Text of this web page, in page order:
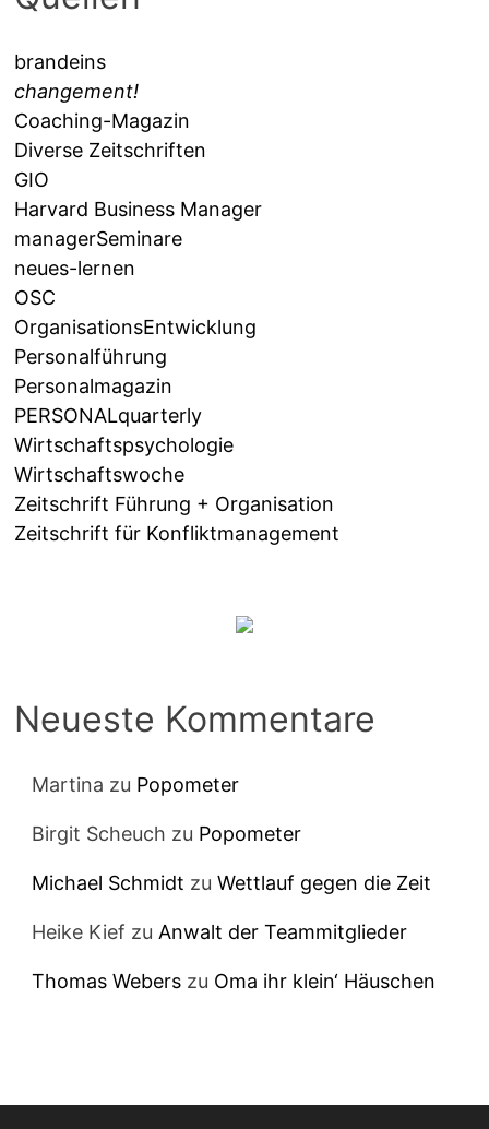
brandeins
changement!
Coaching-Magazin
Diverse Zeitschriften
GIO
Harvard Business Manager
managerSeminare
neues-lernen
OSC
OrganisationsEntwicklung
Personalführung
Personalmagazin
PERSONALquarterly
Wirtschaftspsychologie
Wirtschaftswoche
Zeitschrift Führung + Organisation
Zeitschrift für Konfliktmanagement
Neueste Kommentare
Martina zu Popometer
Birgit Scheuch zu Popometer
Michael Schmidt zuWettlauf gegen die Zeit
Heike Kief zu Anwalt der Teammitglieder
Thomas Webers zu Oma ihr klein‘ Häuschen